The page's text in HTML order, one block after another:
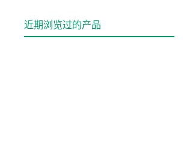
近期浏览过的产品